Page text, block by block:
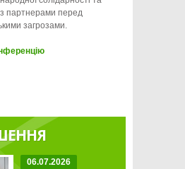
з партнерами перед
загрозами.
06.07.2026